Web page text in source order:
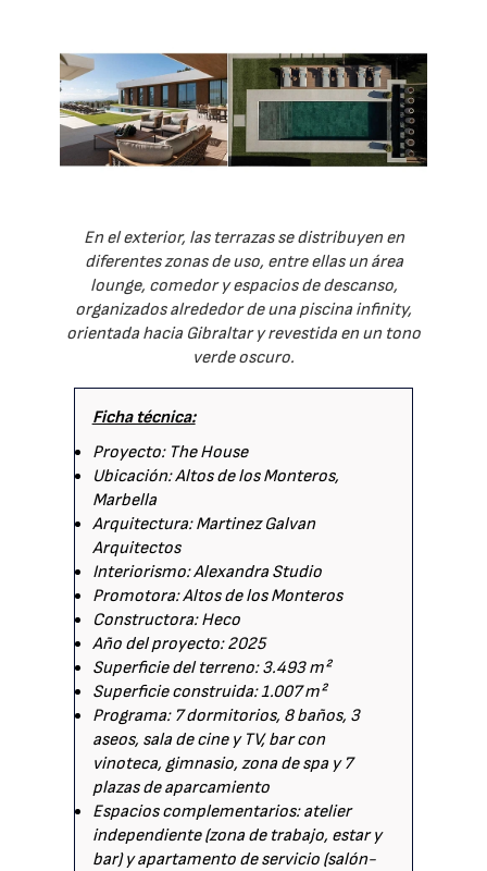
En el exterior, las terrazas se distribuyen en
diferentes zonas de uso, entre ellas un área
lounge, comedor y espacios de descanso,
organizados alrededor de una piscina infinity,
orientada hacia Gibraltar y revestida en un tono
verde oscuro.
Ficha técnica:
Proyecto: The House
Ubicación: Altos de los Monteros,
Marbella
Arquitectura: Martinez Galvan
Arquitectos
Interiorismo: Alexandra Studio
Promotora: Altos de los Monteros
Constructora: Heco
Año del proyecto: 2025
Superficie del terreno: 3.493 m²
Superficie construida: 1.007 m²
Programa: 7 dormitorios, 8 baños, 3
aseos, sala de cine y TV, bar con
vinoteca, gimnasio, zona de spa y 7
plazas de aparcamiento
Espacios complementarios: atelier
independiente (zona de trabajo, estar y
bar) y apartamento de servicio (salón-